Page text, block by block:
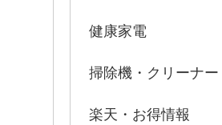
健康家電
掃除機・クリーナー
楽天・お得情報